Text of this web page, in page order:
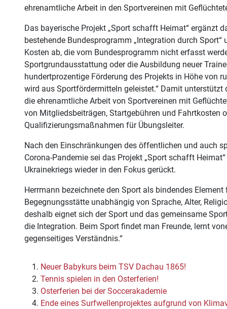
ehrenamtliche Arbeit in den Sportvereinen mit
Das bayerische Projekt „Sport schafft Heimat“ ergänzt
bestehende Bundesprogramm „Integration durch Sport“
Kosten ab, die vom Bundesprogramm nicht erfasst
Sportgrundausstattung oder die Ausbildung neuer
hundertprozentige Förderung des Projekts in Höhe von
wird aus Sportfördermitteln geleistet.“ Damit unterstützt
die ehrenamtliche Arbeit von Sportvereinen mit
von Mitgliedsbeiträgen, Startgebühren und Fahrtkosten
Qualifizierungsmaßnahmen für Übungsleiter.
Nach den Einschränkungen des öffentlichen und auch
Corona-Pandemie sei das Projekt „Sport schafft
Ukrainekriegs wieder in den Fokus gerückt.
Herrmann bezeichnete den Sport als bindendes
Begegnungsstätte unabhängig von Sprache, Alter,
deshalb eignet sich der Sport und das gemeinsame
die Integration. Beim Sport findet man Freunde, lernt
gegenseitiges Verständnis.“
Neuer Babykurs beim TSV Dachau 1865!
Tennis spielen in den Osterferien!
Osterferien bei der Soccerakademie
Ende eines Surfwellenprojektes aufgrund von